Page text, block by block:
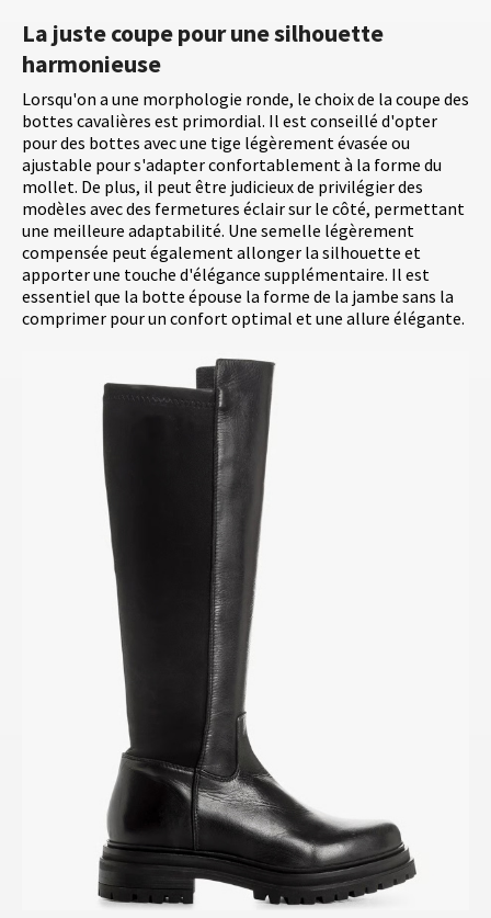
La juste coupe pour une silhouette
harmonieuse
Lorsqu'on a une morphologie ronde, le choix de la coupe des
bottes cavalières est primordial. Il est conseillé d'opter
pour des bottes avec une tige légèrement évasée ou
ajustable pour s'adapter confortablement à la forme du
mollet. De plus, il peut être judicieux de privilégier des
modèles avec des fermetures éclair sur le côté, permettant
une meilleure adaptabilité. Une semelle légèrement
compensée peut également allonger la silhouette et
apporter une touche d'élégance supplémentaire. Il est
essentiel que la botte épouse la forme de la jambe sans la
comprimer pour un confort optimal et une allure élégante.